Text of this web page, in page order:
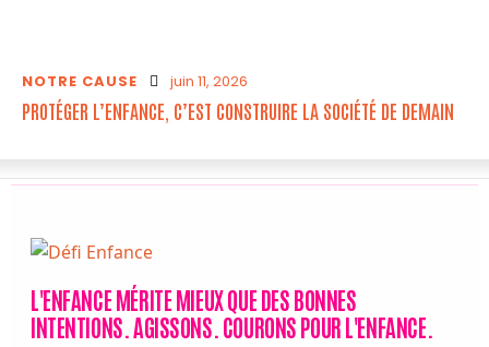
NOTRE CAUSE juin 11, 2026
PROTÉGER L’ENFANCE, C’EST CONSTRUIRE LA SOCIÉTÉ DE DEMAIN
L'ENFANCE MÉRITE MIEUX QUE DES BONNES
INTENTIONS. AGISSONS. COURONS POUR L'ENFANCE.